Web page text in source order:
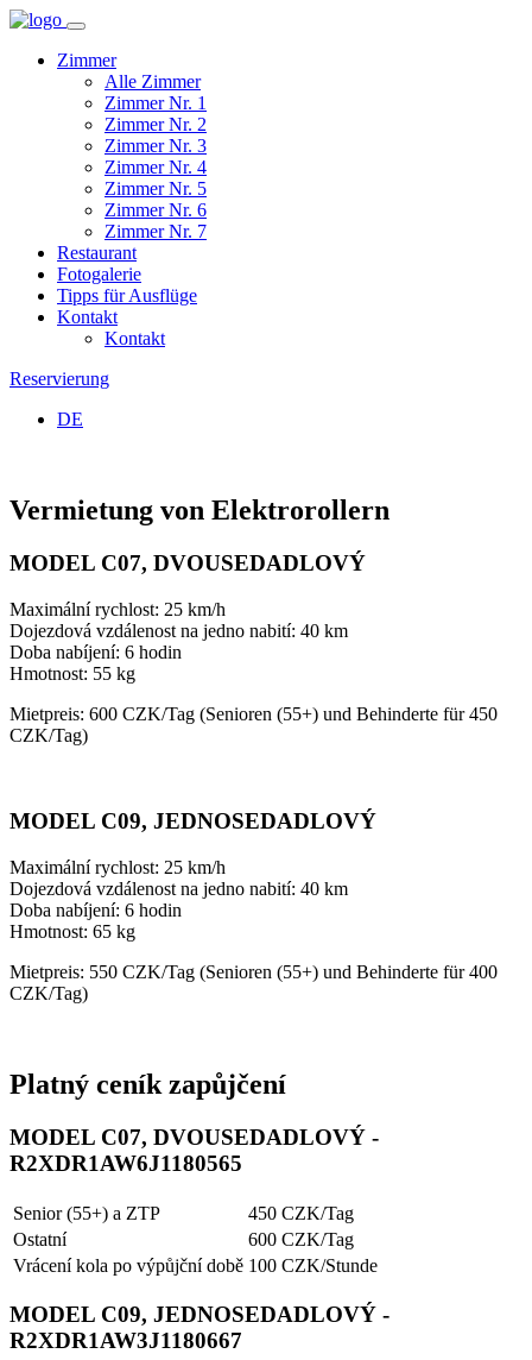
Zimmer
Alle Zimmer
Zimmer Nr. 1
Zimmer Nr. 2
Zimmer Nr. 3
Zimmer Nr. 4
Zimmer Nr. 5
Zimmer Nr. 6
Zimmer Nr. 7
Restaurant
Fotogalerie
Tipps für Ausflüge
Kontakt
Kontakt
Reservierung
DE
Vermietung von Elektrorollern
MODEL C07, DVOUSEDADLOVÝ
Maximální rychlost: 25 km/h
Dojezdová vzdálenost na jedno nabití: 40 km
Doba nabíjení: 6 hodin
Hmotnost: 55 kg
Mietpreis: 600 CZK/Tag (Senioren (55+) und Behinderte für 450
CZK/Tag)
MODEL C09, JEDNOSEDADLOVÝ
Maximální rychlost: 25 km/h
Dojezdová vzdálenost na jedno nabití: 40 km
Doba nabíjení: 6 hodin
Hmotnost: 65 kg
Mietpreis: 550 CZK/Tag (Senioren (55+) und Behinderte für 400
CZK/Tag)
Platný ceník zapůjčení
MODEL C07, DVOUSEDADLOVÝ -
R2XDR1AW6J1180565
Senior (55+) a ZTP
450 CZK/Tag
Ostatní
600 CZK/Tag
Vrácení kola po výpůjční době 100 CZK/Stunde
MODEL C09, JEDNOSEDADLOVÝ -
R2XDR1AW3J1180667